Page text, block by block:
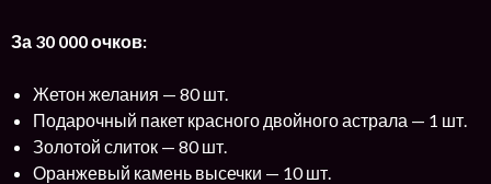
За 30 000 очков:
Жетон желания — 80 шт.
Подарочный пакет красного двойного астрала — 1 шт.
Золотой слиток — 80 шт.
Оранжевый камень высечки — 10 шт.